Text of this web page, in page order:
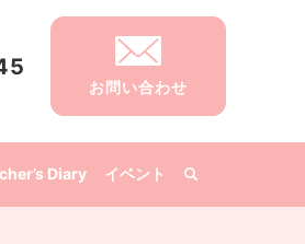
Diary イベント
お問い合わせ